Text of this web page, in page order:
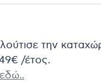
την
/έτος.